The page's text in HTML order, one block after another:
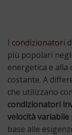
I condizionatori
più popolari
energetica e
costante. A
che utilizzano
condizionatori
velocità variabile
base alle